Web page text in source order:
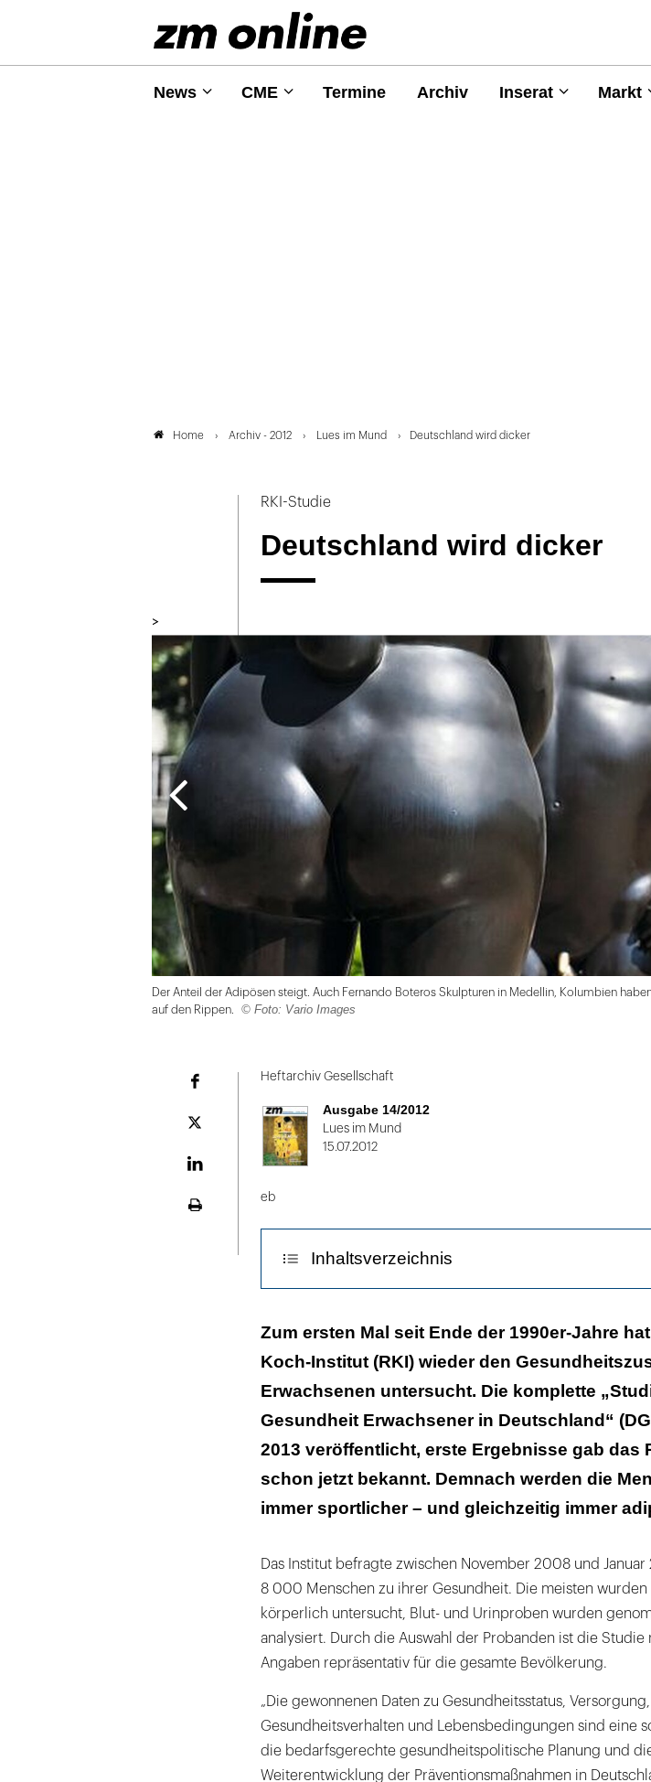
News CME Termine Archiv Inserat Markt
Home Archiv - 2012 Lues im Mund Deutschland wird dicker
RKI-Studie
Deutschland wird dicker
>
Der Anteil der Adipösen steigt. Auch Fernando Boteros Skulpturen in Medellin, Kolumbien
auf den Rippen.
© Foto: Vario Images
Plattform
Heftarchiv Gesellschaft
Ausgabe 14/2012
Lues im Mund
15.07.2012
eb
Inhaltsverzeichnis
Adipositas nimmt zu
Junge sind eher depressiv
Zum ersten Mal seit Ende der 1990er-Jahre
Koch-Institut (RKI) wieder den
Erwachsenen untersucht. Die komplette
Gesundheit Erwachsener in Deutschland“
2013 veröffentlicht, erste Ergebnisse gab das
schon jetzt bekannt. Demnach werden die
immer sportlicher – und gleichzeitig immer
Das Institut befragte zwischen November 2008 und Januar
8 000 Menschen zu ihrer Gesundheit. Die meisten wurden
körperlich untersucht, Blut- und Urinproben wurden
analysiert. Durch die Auswahl der Probanden ist die Studie
Angaben repräsentativ für die gesamte Bevölkerung.
„Die gewonnenen Daten zu Gesundheitsstatus, Versorgung,
Gesundheitsverhalten und Lebensbedingungen sind eine
die bedarfsgerechte gesundheitspolitische Planung und
Weiterentwicklung der Präventionsmaßnahmen in